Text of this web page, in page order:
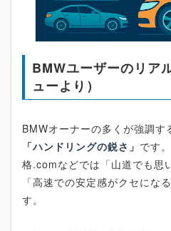
BMWユーザーのリア
ューより）
BMWオーナーの多くが強調す
「ハンドリングの鋭さ」 です
格.comなどでは「山道でも思
「高速での安定感がクセにな
す。